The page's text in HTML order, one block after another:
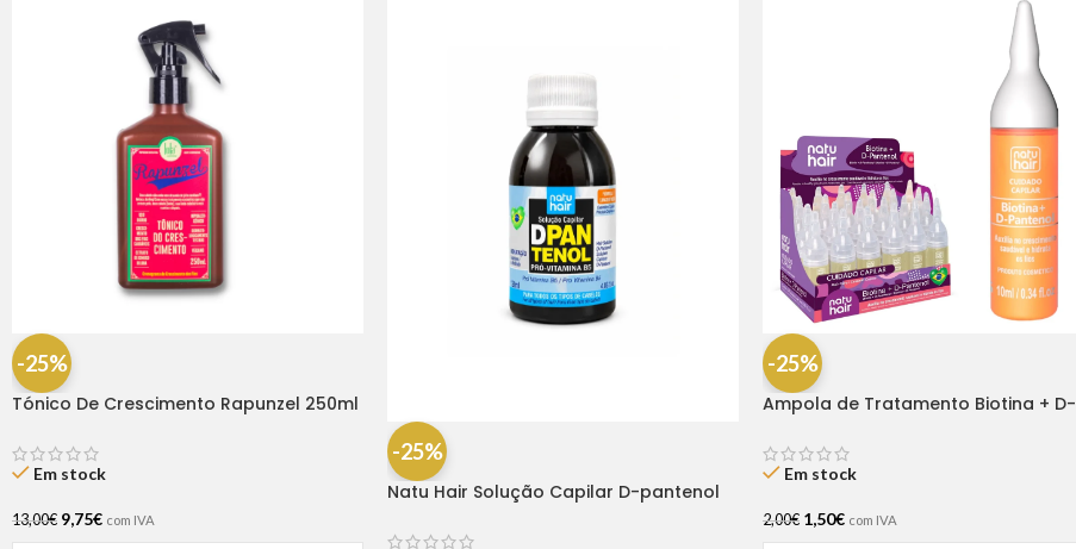
-25%
Tónico De Crescimento Rapunzel 250ml
Em stock
13,00€ 9,75€ com IVA
-25%
Natu Hair Solução Capilar D-pantenol
-25%
Ampola de Tratamento Biotina + D-
Em stock
2,00€ 1,50€ com IVA